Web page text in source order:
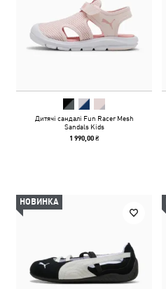
Дитячі сандалі Fun Racer Mesh
Sandals Kids
1 990,00 ₴
НОВИНКА